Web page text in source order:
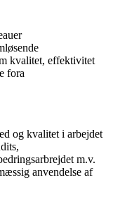
kvalitet, effektivitet
fora
og kvalitet i arbejdet
m.v.
anvendelse af